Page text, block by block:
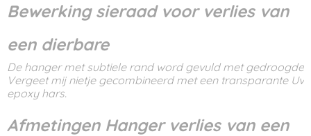
Bewerking sieraad voor verlies van
een dierbare
De hanger met subtiele rand word gevuld met gedroogde
Vergeet mij nietje gecombineerd met een transparante Uv
epoxy hars.
Afmetingen Hanger verlies van een